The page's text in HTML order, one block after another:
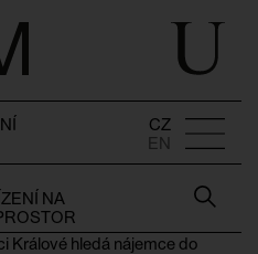
CZ
EN
NA
Králové hledá nájemce do